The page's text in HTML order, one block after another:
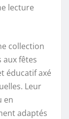
lecture
collection
aux fêtes
éducatif axé
Leur
en
adaptés